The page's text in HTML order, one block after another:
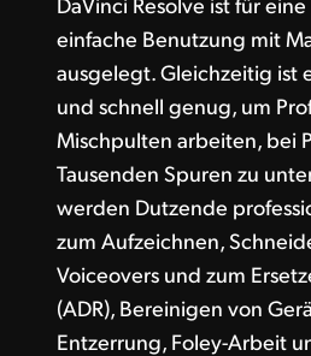
einfache Benutzung mit
ausgelegt. Gleichzeitig ist
und schnell genug, um
Mischpulten arbeiten, bei
Tausenden Spuren zu
werden Dutzende
zum Aufzeichnen,
Voiceovers und zum
(ADR), Bereinigen von
Entzerrung, Foley-Arbeit